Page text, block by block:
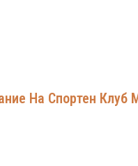
На Спортен Клуб